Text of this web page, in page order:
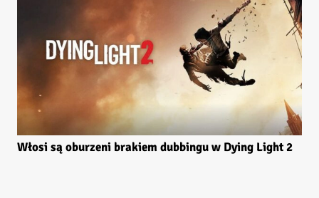
Włosi są oburzeni brakiem dubbingu w Dying Light 2